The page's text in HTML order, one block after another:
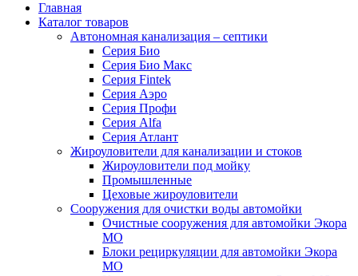
Главная
Каталог товаров
Автономная канализация – септики
Серия Био
Серия Био Макс
Серия Fintek
Серия Аэро
Серия Профи
Серия Alfa
Серия Атлант
Жироуловители для канализации и стоков
Жироуловители под мойку
Промышленные
Цеховые жироуловители
Сооружения для очистки воды автомойки
Очистные сооружения для автомойки Экора
МО
Блоки рециркуляции для автомойки Экора
МО